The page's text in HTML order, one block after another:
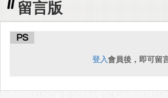
留言版
PS
登入會員後，即可留言